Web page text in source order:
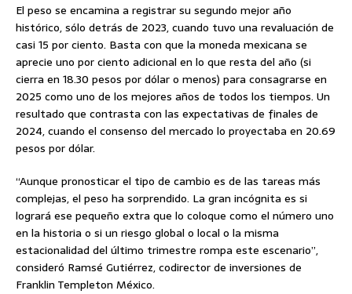
El peso se encamina a registrar su segundo mejor año
histórico, sólo detrás de 2023, cuando tuvo una revaluación de
casi 15 por ciento. Basta con que la moneda mexicana se
aprecie uno por ciento adicional en lo que resta del año (si
cierra en 18.30 pesos por dólar o menos) para consagrarse en
2025 como uno de los mejores años de todos los tiempos. Un
resultado que contrasta con las expectativas de finales de
2024, cuando el consenso del mercado lo proyectaba en 20.69
pesos por dólar.
“Aunque pronosticar el tipo de cambio es de las tareas más
complejas, el peso ha sorprendido. La gran incógnita es si
logrará ese pequeño extra que lo coloque como el número uno
en la historia o si un riesgo global o local o la misma
estacionalidad del último trimestre rompa este escenario”,
consideró Ramsé Gutiérrez, codirector de inversiones de
Franklin Templeton México.